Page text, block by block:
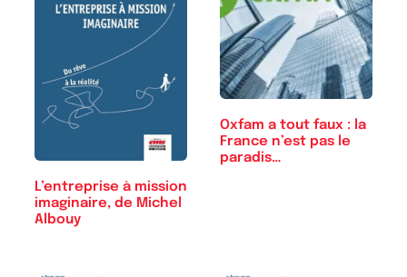
L’entreprise à mission
imaginaire, de Michel
Albouy
Oxfam a tout faux : la
France n’est pas le
paradis…